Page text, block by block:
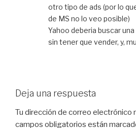
otro tipo de ads (por lo
de MS no lo veo posible)
Yahoo deberia buscar
sin tener que vender, y,
Deja una respuesta
Tu dirección de correo electrónico
campos obligatorios están